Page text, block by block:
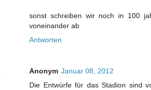
sonst schreiben wir noch in 100
voneinander ab
Antworten
Anonym Januar 08, 2012
Die Entwürfe für das Stadion sind